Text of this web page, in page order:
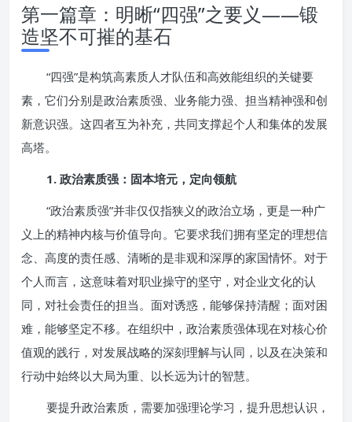
第一篇章：明晰“四强”之要义——锻
造坚不可摧的基石
“四强”是构筑高素质人才队伍和高效能组织的关键要
素，它们分别是政治素质强、业务能力强、担当精神强和创
新意识强。这四者互为补充，共同支撑起个人和集体的发展
高塔。
1. 政治素质强：固本培元，定向领航
“政治素质强”并非仅仅指狭义的政治立场，更是一种广
义上的精神内核与价值导向。它要求我们拥有坚定的理想信
念、高度的责任感、清晰的是非观和深厚的家国情怀。对于
个人而言，这意味着对职业操守的坚守，对企业文化的认
同，对社会责任的担当。面对诱惑，能够保持清醒；面对困
难，能够坚定不移。在组织中，政治素质强体现在对核心价
值观的践行，对发展战略的深刻理解与认同，以及在决策和
行动中始终以大局为重、以长远为计的智慧。
要提升政治素质，需要加强理论学习，提升思想认识，